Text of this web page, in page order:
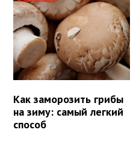
Как заморозить грибы
на зиму: самый легкий
способ